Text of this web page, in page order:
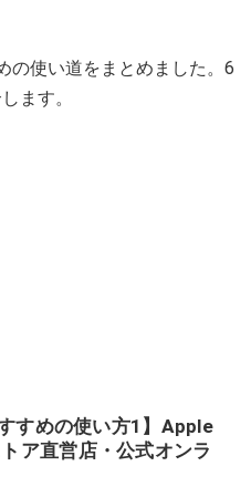
の使い道をまとめました。6
ます。
すめの使い方1】Apple
ア直営店・公式オンラ